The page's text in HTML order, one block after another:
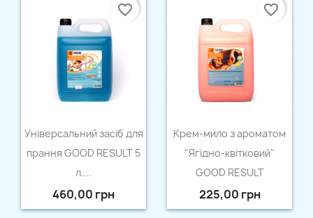
Швидкий перегляд
Універсальний засіб для
прання GOOD RESULT 5
л....
460,00 грн
favorite_border

Крем-мило з ароматом
"Ягідно-квітковий"
GOOD RESULT
225,00 грн
favorite_border